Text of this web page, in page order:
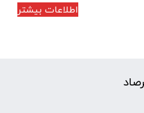
اطلاعات بیشتر